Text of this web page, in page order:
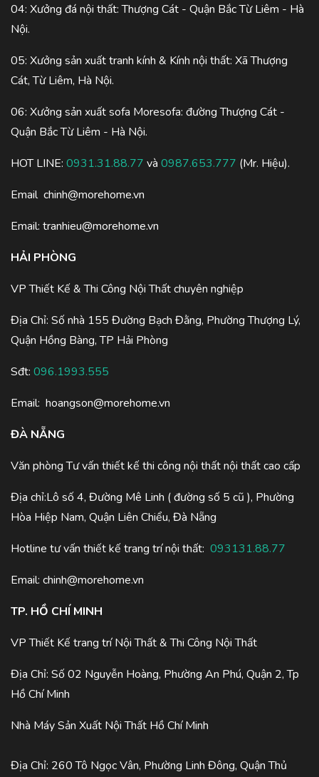
04: Xưởng đá nội thất: Thượng Cát - Quận Bắc Từ Liêm - Hà
Nội.
05: Xưởng sản xuất tranh kính & Kính nội thất: Xã Thượng
Cát, Từ Liêm, Hà Nội.
06: Xưởng sản xuất sofa Moresofa: đường Thượng Cát -
Quận Bắc Từ Liêm - Hà Nội.
HOT LINE: 0931.31.88.77 và 0987.653.777 (Mr. Hiệu).
Email chinh@morehome.vn
Email: tranhieu@morehome.vn
HẢI PHÒNG
VP Thiết Kế & Thi Công Nội Thất chuyên nghiệp
Địa Chỉ: Số nhà 155 Đường Bạch Đằng, Phường Thượng Lý,
Quận Hồng Bàng, TP Hải Phòng
Sđt: 096.1993.555
Email: hoangson@morehome.vn
ĐÀ NẴNG
Văn phòng Tư vấn thiết kế thi công nội thất nội thất cao cấp
Địa chỉ:Lô số 4, Đường Mê Linh ( đường số 5 cũ ), Phường
Hòa Hiệp Nam, Quận Liên Chiểu, Đà Nẵng
Hotline tư vấn thiết kế trang trí nội thất: 093131.88.77
Email: chinh@morehome.vn
TP. HỒ CHÍ MINH
VP Thiết Kế trang trí Nội Thất & Thi Công Nội Thất
Địa Chỉ: Số 02 Nguyễn Hoàng, Phường An Phú, Quận 2, Tp
Hồ Chí Minh
Nhà Máy Sản Xuất Nội Thất Hồ Chí Minh
Địa Chỉ: 260 Tô Ngọc Vân, Phường Linh Đông, Quận Thủ